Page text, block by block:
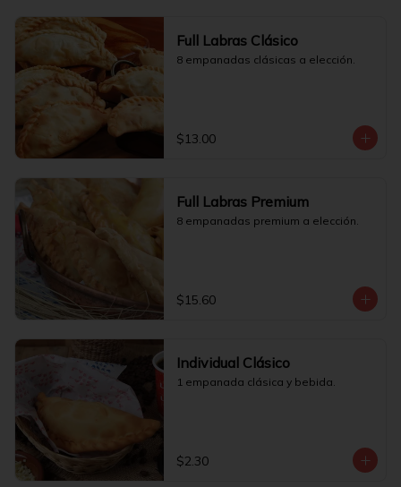
Full Labras Clásico
8 empanadas clásicas a elección.
$13.00
Full Labras Premium
8 empanadas premium a elección.
$15.60
Individual Clásico
1 empanada clásica y bebida.
$2.30